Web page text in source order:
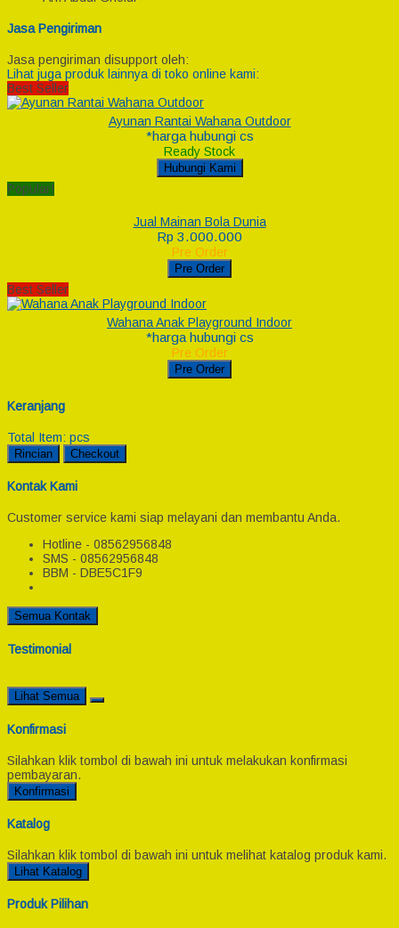
Jasa Pengiriman
Jasa pengiriman disupport oleh:
Lihat juga produk lainnya di toko online kami:
Best Seller
Ayunan Rantai Wahana Outdoor
*harga hubungi cs
Ready Stock
Hubungi Kami
Popular!
Jual Mainan Bola Dunia
Rp 3.000.000
Pre Order
Pre Order
Best Seller
Wahana Anak Playground Indoor
*harga hubungi cs
Pre Order
Pre Order
Keranjang
Total Item: pcs
Rincian Checkout
Kontak Kami
Customer service kami siap melayani dan membantu Anda.
Hotline - 08562956848
SMS - 08562956848
BBM - DBE5C1F9
Semua Kontak
Testimonial
Lihat Semua
Konfirmasi
Silahkan klik tombol di bawah ini untuk melakukan konfirmasi
pembayaran.
Konfirmasi
Katalog
Silahkan klik tombol di bawah ini untuk melihat katalog produk kami.
Lihat Katalog
Produk Pilihan